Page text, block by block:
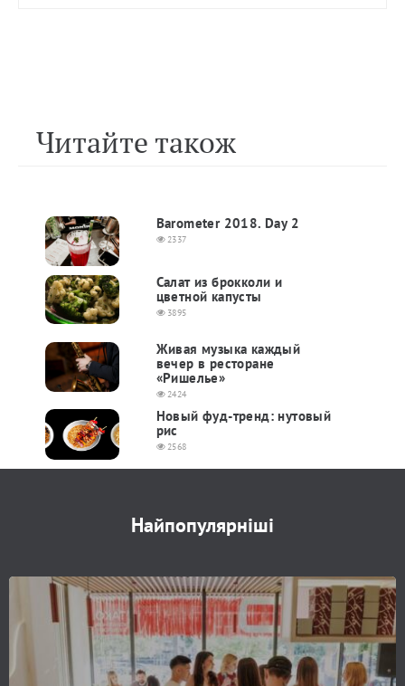
Читайте також
Barometer 2018. Day 2
2337
Салат из брокколи и
цветной капусты
3895
Живая музыка каждый
вечер в ресторане
«Ришелье»
2424
Новый фуд-тренд: нутовый
рис
2568
Найпопулярніші